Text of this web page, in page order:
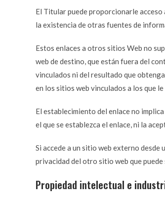
El Titular puede proporcionarle
la existencia de otras fuentes de
Estos enlaces a otros sitios Web no
web de destino, que están fuera del
vinculados ni del resultado que
en los sitios web vinculados a los que
El establecimiento del enlace no
el que se establezca el enlace, ni la
Si accede a un sitio web externo
privacidad del otro sitio web que
Propiedad intelectual e